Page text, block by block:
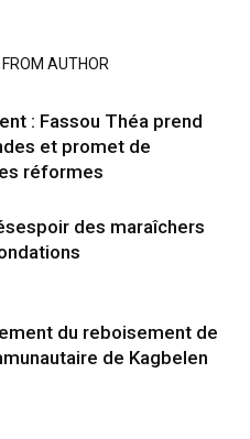
AUTHOR
: Fassou Théa prend
et promet de
réformes
des maraîchers
du reboisement de
de Kagbelen